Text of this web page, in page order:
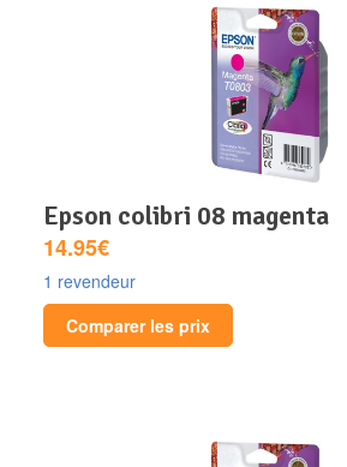
epson colibri 08 magenta
14.95€
1 revendeur
Comparer les prix